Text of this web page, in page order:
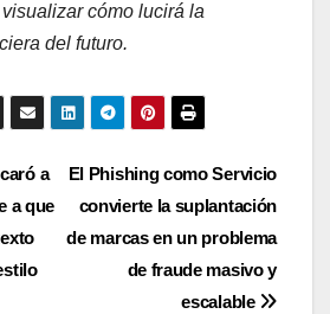
cómo lucirá la
del futuro.
El Phishing como Servicio
convierte la suplantación
de marcas en un problema
de fraude masivo y
escalable
a
a que